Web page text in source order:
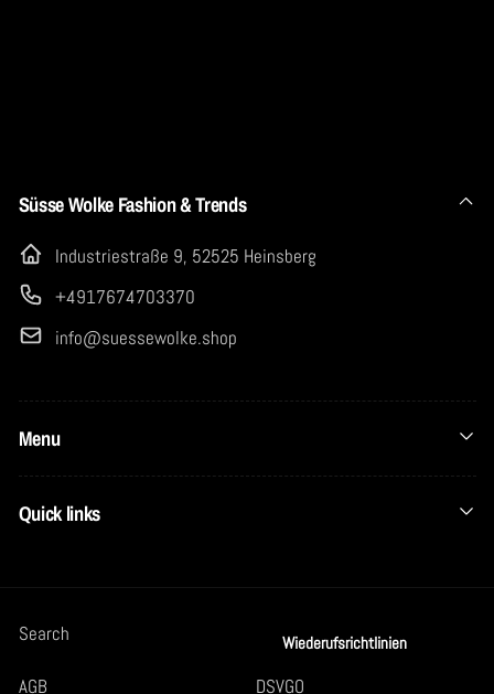
Süsse Wolke Fashion & Trends
Industriestraße 9, 52525 Heinsberg
+4917674703370
info@suessewolke.shop
Menu
Quick links
Search Wiederufsrichtlinien
AGB DSVGO